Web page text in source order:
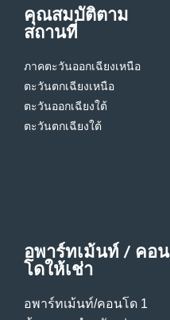
คุณสมบัติตาม
สถานที่
ภาคตะวันออกเฉียงเหนือ
ตะวันตกเฉียงเหนือ
ตะวันออกเฉียงใต้
ตะวันตกเฉียงใต้
อพาร์ทเม้นท์ / คอน
โดให้เช่า
อพาร์ทเม้นท์/คอนโด 1